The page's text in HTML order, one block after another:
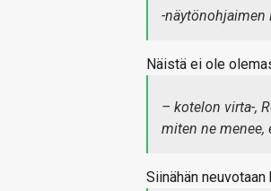
-
Näistä ei ole
– kotelon virta-,
miten ne menee,
Siinähän